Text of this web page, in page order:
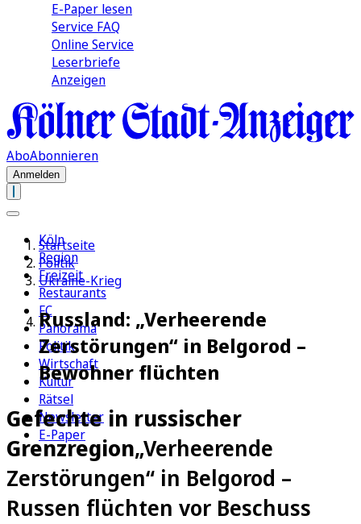
E-Paper lesen
Service FAQ
Online Service
Leserbriefe
Anzeigen
AboAbonnieren
Anmelden
Köln
Region
Freizeit
Restaurants
FC
Panorama
Politik
Wirtschaft
Kultur
Rätsel
Newsletter
E-Paper
Startseite
Politik
Ukraine-Krieg
Russland: „Verheerende
Zerstörungen“ in Belgorod –
Bewohner flüchten
Gefechte in russischer
Grenzregion„Verheerende
Zerstörungen“ in Belgorod –
Russen flüchten vor Beschuss